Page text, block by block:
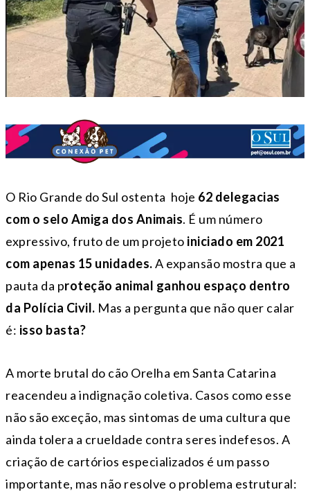
O Rio Grande do Sul ostenta hoje 62 delegacias
com o selo Amiga dos Animais. É um número
expressivo, fruto de um projeto iniciado em 2021
com apenas 15 unidades.A expansão mostra que a
pauta da proteção animal ganhou espaço dentro
da Polícia Civil. Mas a pergunta que não quer calar
é: isso basta?
A morte brutal do cão Orelha em Santa Catarina
reacendeu a indignação coletiva. Casos como esse
não são exceção, mas sintomas de uma cultura que
ainda tolera a crueldade contra seres indefesos. A
criação de cartórios especializados é um passo
importante, mas não resolve o problema estrutural: